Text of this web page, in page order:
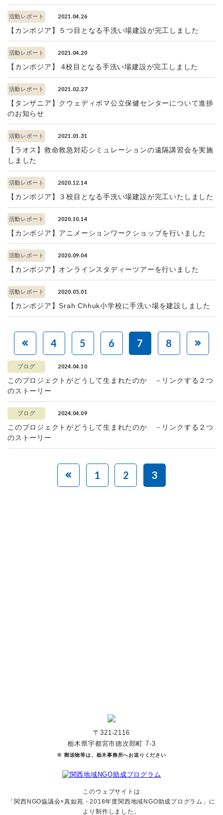
活動レポート 2021.04.26
【カンボジア】５つ目となる手洗い場建設が完工しました
活動レポート 2021.04.20
【カンボジア】 4校目となる手洗い場建設が完工しました
活動レポート 2021.02.27
【タンザニア】クウェディボマ公立保健センターについて進捗
のお知らせ
活動レポート 2021.01.31
【ラオス】救命救急対応シミュレーションの遠隔講習会を実施
しました
活動レポート 2020.12.14
【カンボジア】３校目となる手洗い場建設が完工いたしました
活動レポート 2020.10.14
【カンボジア】アニメーションワークショップを行いました
活動レポート 2020.09.04
【カンボジア】オンラインスタディーツアーを行いました
活動レポート 2020.05.01
【カンボジア】Srah Chhuk小学校に手洗い場を建設しました
4 5 6 7 8
ブログ 2024.04.10
このプロジェクトがどうして生まれたのか －リンクする２つ
のストーリー
ブログ 2024.04.09
このプロジェクトがどうして生まれたのか －リンクする２つ
のストーリー
1 2 3
〒321-2116
栃木県宇都宮市徳次郎町 7-3
※ 郵送物等は、栃木事務所へお送りください
このウェブサイトは
「関西NGO協議会×真如苑・2018年度関西地域NGO助成プログラム」に
より制作しました。